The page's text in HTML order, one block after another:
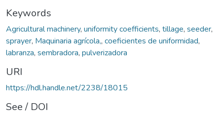
Keywords
Agricultural machinery, uniformity coefficients, tillage, seeder,
sprayer, Maquinaria agrícola,, coeficientes de uniformidad,
labranza, sembradora, pulverizadora
URI
https://hdl.handle.net/2238/18015
See / DOI